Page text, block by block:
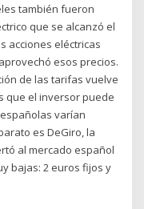
también fueron
que se alcanzó el
acciones eléctricas
esos precios.
de las tarifas vuelve
que el inversor puede
varían
es DeGiro, la
al mercado español
bajas: 2 euros fijos y